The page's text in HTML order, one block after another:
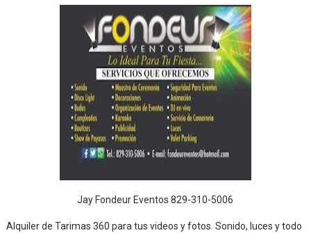
Jay Fondeur Eventos 829-310-5006
Alquiler de Tarimas 360 para tus videos y fotos. Sonido, luces y todo